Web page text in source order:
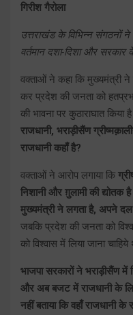
गिरीश गैरोला
उत्तराखंड के विभिन्न संगठनों ने
वर्तमान दशा-दिशा और सरकार
वक्ताओं ने कहा कि मुख्यमंत्री ने
कर प्रदेश की जनता को
की भावना पर कुठाराघात किया
राजधानी, भराड़ीसैंण
राजधानी कहाँ है?
वक्ताओं ने आरोप लगाया कि
निशानी और ग़ुलामी की द्योतक
मुख्यमंत्री ने लगता है, अपने दल
जबकि प्रदेश की जनता को
को विश्वास में लिया जाना चाहिये
भाजपा सरकारों ने भराड़ीसैंण में
और अब बजट में राजधानी के
नहीं बताया कि वहाँ राजधानी